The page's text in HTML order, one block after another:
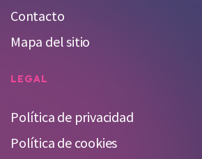
Contacto
Mapa del sitio
LEGAL
Política de privacidad
Política de cookies